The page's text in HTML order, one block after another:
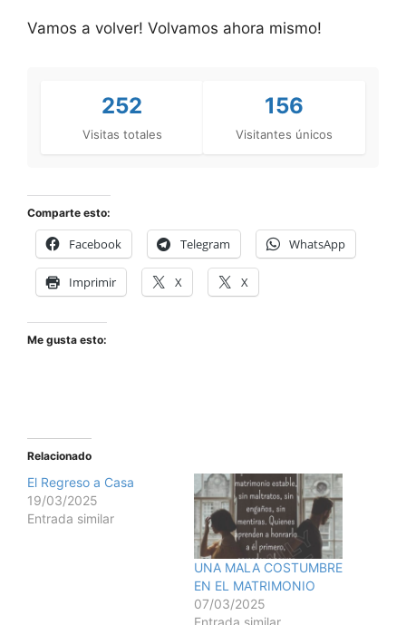
Vamos a volver! Volvamos ahora mismo!
252
Visitas totales
156
Visitantes únicos
Comparte esto:
Facebook Telegram WhatsApp
Imprimir X X
Me gusta esto:
Relacionado
El Regreso a Casa
19/03/2025
Entrada similar
UNA MALA COSTUMBRE
EN EL MATRIMONIO
07/03/2025
Entrada similar